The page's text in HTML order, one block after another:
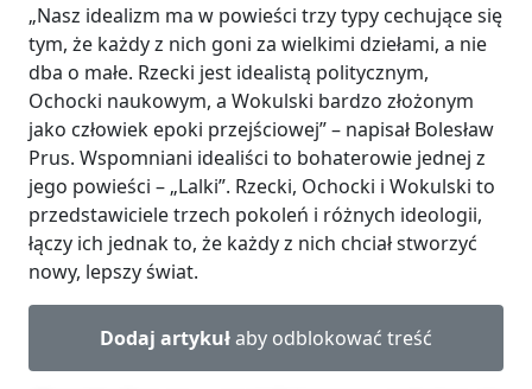
„Nasz idealizm ma w powieści trzy typy cechujące się
tym, że każdy z nich goni za wielkimi dziełami, a nie
dba o małe. Rzecki jest idealistą politycznym,
Ochocki naukowym, a Wokulski bardzo złożonym
jako człowiek epoki przejściowej” – napisał Bolesław
Prus. Wspomniani idealiści to bohaterowie jednej z
jego powieści – „Lalki”. Rzecki, Ochocki i Wokulski to
przedstawiciele trzech pokoleń i różnych ideologii,
łączy ich jednak to, że każdy z nich chciał stworzyć
nowy, lepszy świat.
Dodaj artykułaby odblokować treść